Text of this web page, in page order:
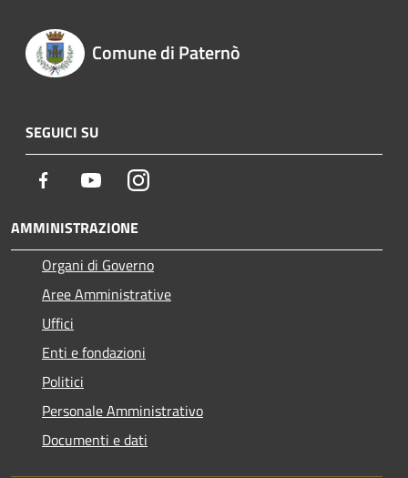
Comune di Paternò
SEGUICI SU
Facebook YoutubeInstagram
AMMINISTRAZIONE
Organi di Governo
Aree Amministrative
Uffici
Enti e fondazioni
Politici
Personale Amministrativo
Documenti e dati